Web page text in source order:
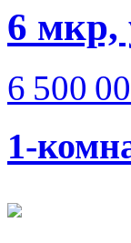
6 мкр,
6 500
1-